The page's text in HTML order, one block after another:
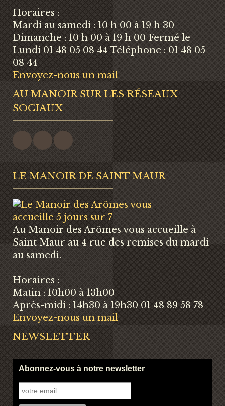
Horaires :
Mardi au samedi : 10 h 00 à 19 h 30
Dimanche : 10 h 00 à 19 h 00 Fermé le
Lundi 01 48 05 08 44 Téléphone : 01 48 05
08 44
Envoyez-nous un mail
AU MANOIR SUR LES RÉSEAUX
SOCIAUX
LE MANOIR DE SAINT MAUR
Au Manoir des Arômes vous accueille à
Saint Maur au 4 rue des remises du mardi
au samedi.
Horaires :
Matin : 10h00 à 13h00
Après-midi : 14h30 à 19h30 01 48 89 58 78
Envoyez-nous un mail
NEWSLETTER
Abonnez-vous à notre newsletter